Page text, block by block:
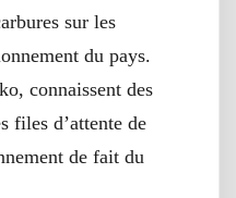
sur les
du pays.
connaissent des
files d’attente de
de fait du